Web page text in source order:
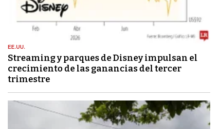
EE.UU.
Streaming y parques de Disney impulsan el
crecimiento de las ganancias del tercer
trimestre